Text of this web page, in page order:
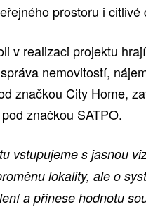
prostoru i
v realizaci projektu
nemovitostí,
značkou City Home,
značkou SATPO.
vstupujeme s jasnou
lokality, ale o
a přinese hodnotu